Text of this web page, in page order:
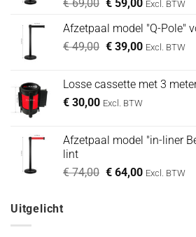
€69,00
was:
€ 69,00.
€59,00
is:
€ 59,00.
Excl. BTW
Afzetpaal model "Q-Pole"
€49,00 Oorspronkelijke
€ 49,00.
€39,00Huidige
€ 39,00.
Excl. BTW
Losse cassette met 3
€ 30,00 Excl. BTW
Afzetpaal model "in-liner
lint
€74,00 Oorspronkelijke
€64,00Huidige
Excl. BTW
Uitgelicht